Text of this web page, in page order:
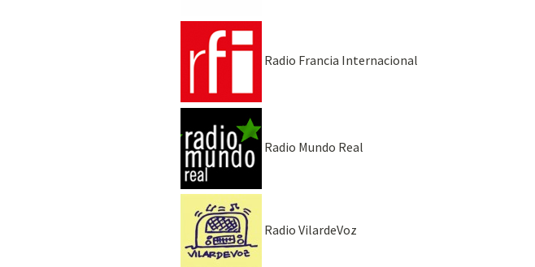
Radio Francia Internacional
Radio Mundo Real
Radio VilardeVoz